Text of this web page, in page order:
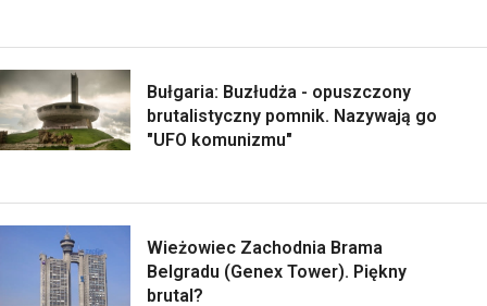
Bułgaria: Buzłudża - opuszczony
brutalistyczny pomnik. Nazywają go
"UFO komunizmu"
Wieżowiec Zachodnia Brama
Belgradu (Genex Tower). Piękny
brutal?